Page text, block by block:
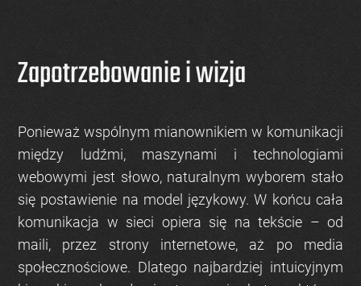
Zapotrzebowanie i wizja
Ponieważ wspólnym mianownikiem w komunikacji
między ludźmi, maszynami i technologiami
webowymi jest słowo, naturalnym wyborem stało
się postawienie na model językowy. W końcu cała
komunikacja w sieci opiera się na tekście – od
maili, przez strony internetowe, aż po media
społecznościowe. Dlatego najbardziej intuicyjnym